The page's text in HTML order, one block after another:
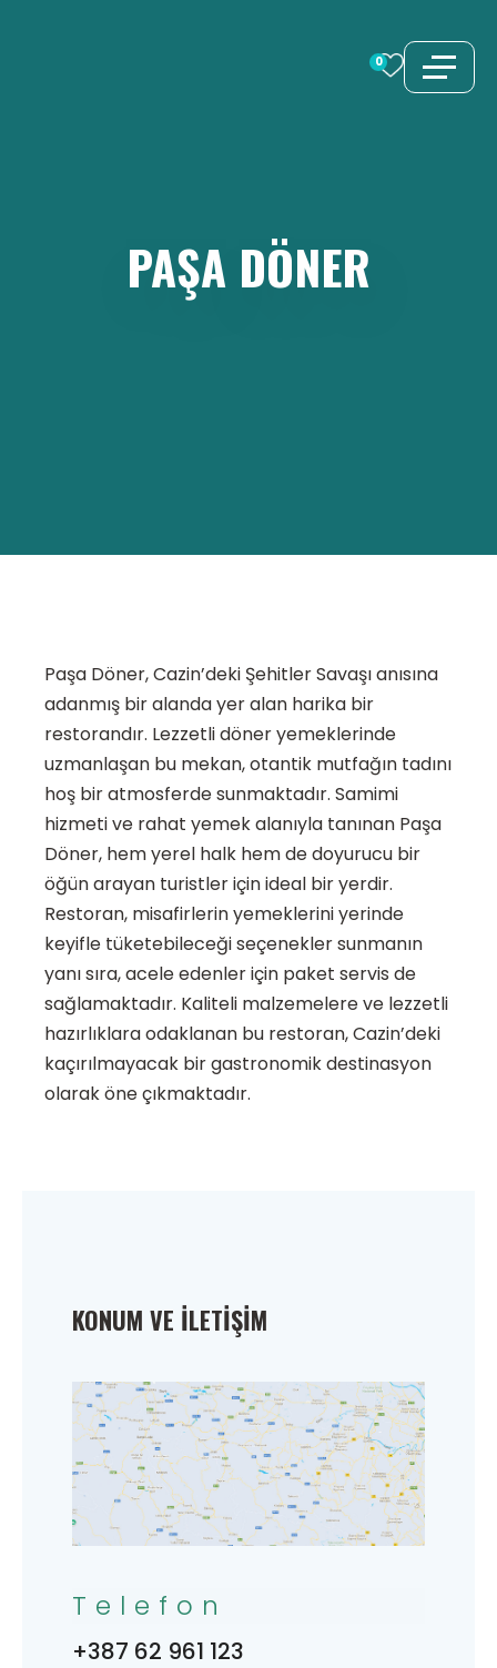
0
PAŞA DÖNER
Paşa Döner, Cazin’deki Şehitler Savaşı anısına
adanmış bir alanda yer alan harika bir
restorandır. Lezzetli döner yemeklerinde
uzmanlaşan bu mekan, otantik mutfağın tadını
hoş bir atmosferde sunmaktadır. Samimi
hizmeti ve rahat yemek alanıyla tanınan Paşa
Döner, hem yerel halk hem de doyurucu bir
öğün arayan turistler için ideal bir yerdir.
Restoran, misafirlerin yemeklerini yerinde
keyifle tüketebileceği seçenekler sunmanın
yanı sıra, acele edenler için paket servis de
sağlamaktadır. Kaliteli malzemelere ve lezzetli
hazırlıklara odaklanan bu restoran, Cazin’deki
kaçırılmayacak bir gastronomik destinasyon
olarak öne çıkmaktadır.
KONUM VE İLETIŞIM
Telefon
+387 62 961 123